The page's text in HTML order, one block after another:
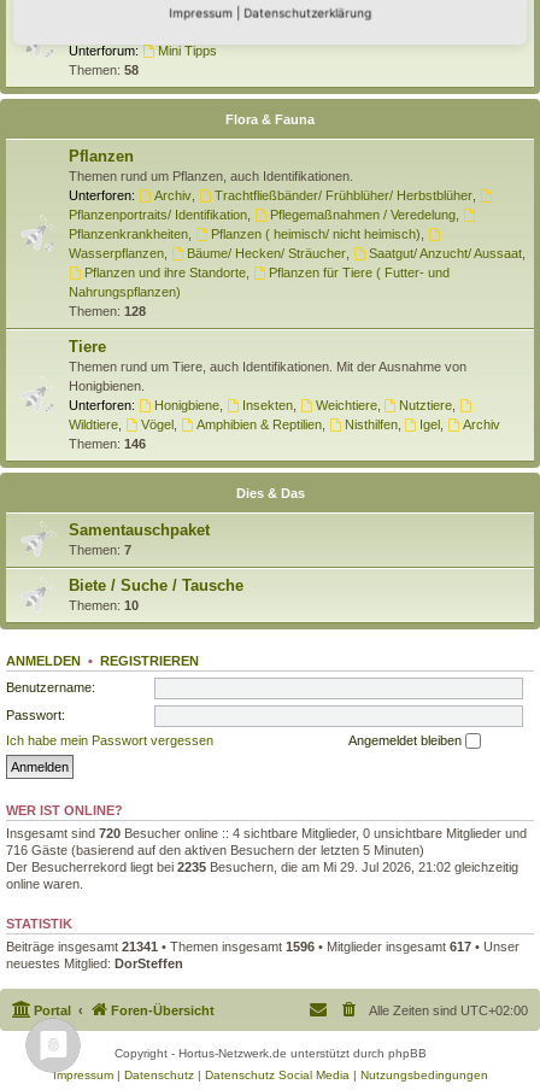
Selber machen
Unterforum:
Mini Tipps
Themen: 58
Flora & Fauna
Pflanzen
Themen rund um Pflanzen, auch Identifikationen.
Unterforen:
Archiv, Trachtfließbänder/ Frühblüher/ Herbstblüher,
Pflanzenportraits/ Identifikation
Pflegemaßnahmen / Veredelung,
Pflanzenkrankheiten
Pflanzen ( heimisch/ nicht heimisch)
Wasserpflanzen
Bäume/ Hecken/ Sträucher, Saatgut/ Anzucht/ Aussaat,
Pflanzen und ihre Standorte,
Pflanzen für Tiere ( Futter- und
Nahrungspflanzen)
Themen: 128
Tiere
Themen rund um Tiere, auch Identifikationen. Mit der Ausnahme von
Honigbienen.
Unterforen:
Honigbiene, Insekten, Weichtiere, Nutztiere
Wildtiere
Vögel, Amphibien & Reptilien, Nisthilfen, Igel
Archiv
Themen: 146
Dies & Das
Samentauschpaket
Themen: 7
Biete / Suche / Tausche
Themen: 10
ANMELDEN • REGISTRIEREN
Benutzername:
Passwort:
Ich habe mein Passwort vergessen
Angemeldet bleiben
WER IST ONLINE?
Insgesamt sind 720 Besucher online :: 4 sichtbare Mitglieder, 0 unsichtbare Mitglieder und
716 Gäste (basierend auf den aktiven Besuchern der letzten 5 Minuten)
Der Besucherrekord liegt bei 2235 Besuchern, die am Mi 29. Jul 2026, 21:02 gleichzeitig
online waren.
STATISTIK
Beiträge insgesamt 21341 • Themen insgesamt 1596 • Mitglieder insgesamt 617 • Unser
neuestes Mitglied: DorSteffen
Portal Foren-Übersicht Alle Zeiten sind UTC+02:00
Copyright - Hortus-Netzwerk.de unterstützt durch phpBB
Impressum| Datenschutz| Datenschutz Social Media | Nutzungsbedingungen
Impressum Datenschutzerklärung